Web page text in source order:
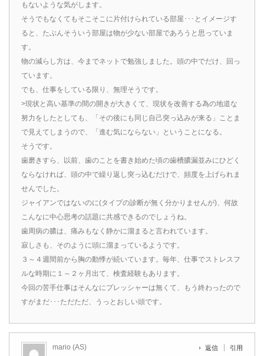
もないような気がします。
そうでもなくてもそこそこに片付けられている部屋･･･とイメージす
ると、たぶんそういう部屋は物が少ない部屋であろうと思っていま
す。
物の減らし方は、今までネットで勉強しました。頭の中でだけ、回っ
ています。
でも、仕事をしている限り、無理そうです。
>現状と高い基準の間の開きが大きくて、現状を改善する為の地道な
努力をしたとしても、「その後にも同じ自己突っ込みが来る」ことま
で見えてしまうので、「進む気にならない」ということになる。
そうです。
歯磨きすら、以前、歯のことを書き始めた頃の歯槽膿漏並みにひどく
ならなければ、頭の中で繰り返し突っ込むだけで、頻度を上げられま
せんでした。
ジャイアンではないのに(タイプの診断が無く分かりませんが)、何故
こんなに中心思考の話題に共感できるのでしょうね。
歯周病の膿は、痛みもなく静かに溜まると言われています。
寂しさも、そのように頭に溜まっているようです。
３～４週間前から胸の動悸が続いています。毎年、仕事でストレスフ
ルな時期に１～２ヶ月出て、検査経験もあります。
今回の苦手仕事はそんなにプレッシャーは無くて、もう終わったので
すがまだ･･･ただただ、うっとおしい頭です。
mario (AS) 返信 引用